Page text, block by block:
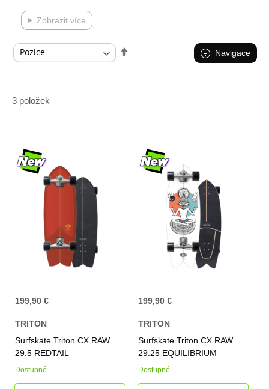
Zobrazit více
3 položek
199,90 €
TRITON
Surfskate Triton CX RAW
29.5 REDTAIL
Dostupné.
199,90 €
TRITON
Surfskate Triton CX RAW
29.25 EQUILIBRIUM
Dostupné.
Navigace